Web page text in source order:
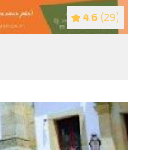
4.6 (29)